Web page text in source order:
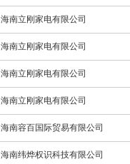
海南立刚家电有限公司
海南立刚家电有限公司
海南立刚家电有限公司
海南立刚家电有限公司
海南容百国际贸易有限公司
海南纬烨权识科技有限公司